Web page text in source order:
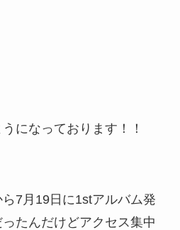
になっております！！
7月19日に1stアルバム発
たんだけどアクセス集中